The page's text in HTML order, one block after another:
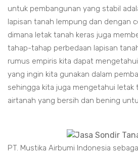
untuk pembangunan yang stabil
lapisan tanah lempung dan dengan
dimana letak tanah keras juga
tahap-tahap perbedaan lapisan
rumus empiris kita dapat
yang ingin kita gunakan dalam
sehingga kita juga mengetahui letak
airtanah yang bersih dan bening
PT. Mustika Airbumi Indonesia